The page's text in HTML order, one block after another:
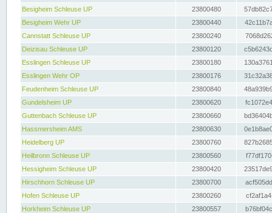
Besigheim Schleuse UP
23800480
Besigheim Wehr UP
23800440
Cannstatt Schleuse UP
23800240
Deizisau Schleuse UP
23800120
Esslingen Schleuse UP
23800180
Esslingen Wehr OP
23800176
Feudenheim Schleuse UP
23800840
Gundelsheim UP
23800620
Guttenbach Schleuse UP
23800660
Hassmersheim AMS
23800630
Heidelberg UP
23800760
Heilbronn Schleuse UP
23800560
Hessigheim Schleuse UP
23800420
Hirschhorn Schleuse UP
23800700
Hofen Schleuse UP
23800260
Horkheim Schleuse UP
23800557